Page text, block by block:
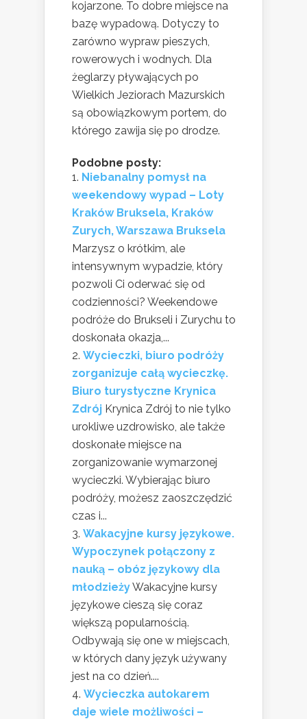
kojarzone. To dobre miejsce na
bazę wypadową. Dotyczy to
zarówno wypraw pieszych,
rowerowych i wodnych. Dla
żeglarzy pływających po
Wielkich Jeziorach Mazurskich
są obowiązkowym portem, do
którego zawija się po drodze.
Podobne posty:
Niebanalny pomysł na
weekendowy wypad – Loty
Kraków Bruksela, Kraków
Zurych, Warszawa Bruksela
Marzysz o krótkim, ale
intensywnym wypadzie, który
pozwoli Ci oderwać się od
codzienności? Weekendowe
podróże do Brukseli i Zurychu to
doskonała okazja,...
Wycieczki, biuro podróży
zorganizuje całą wycieczkę.
Biuro turystyczne Krynica
Zdrój Krynica Zdrój to nie tylko
urokliwe uzdrowisko, ale także
doskonałe miejsce na
zorganizowanie wymarzonej
wycieczki. Wybierając biuro
podróży, możesz zaoszczędzić
czas i...
Wakacyjne kursy językowe.
Wypoczynek połączony z
nauką – obóz językowy dla
młodzieżyWakacyjne kursy
językowe cieszą się coraz
większą popularnością.
Odbywają się one w miejscach,
w których dany język używany
jest na co dzień....
Wycieczka autokarem
daje wiele możliwości –